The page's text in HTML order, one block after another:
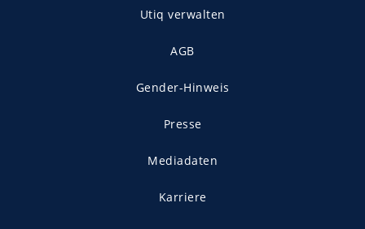
Utiq verwalten
AGB
Gender-Hinweis
Presse
Mediadaten
Karriere